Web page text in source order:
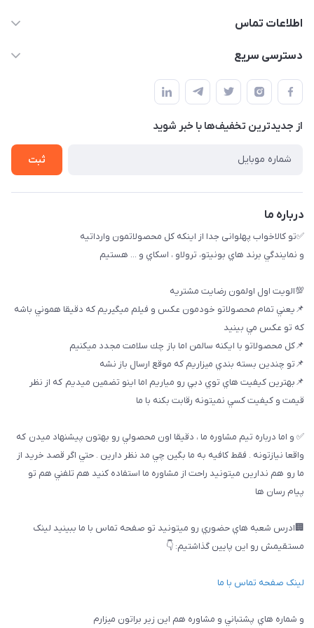
اطلاعات تماس
09174090037
09174090035
بوشهر ، بندر ديلم، خيابان ساحلي ، بازار كويتي، روبرو شيلات
پنجمين فروشگاه كالاخواب پهلواني
دسترسی سریع
حساب کاربری
راهنماي خريد
لیست محصولات
تماس با ما
از جدید‌ترین تخفیف‌ها با‌ خبر شوید
ثبت
درباره ما
✅تو كالاخواب پهلوانى جدا از اينكه كل محصولاتمون وارداتيه
و نمايندگي برند هاي بونيتو، ترولاو ، اسكاي و ... هستيم
💯الويت اول اولمون رضايت مشتريه
📌يعني تمام محصولاتو خودمون عكس و فيلم ميگيريم كه دقيقا هموني باشه
كه تو عكس مي بينيد
📌كل محصولاتو با ايكنه سالمن اما باز چك سلامت مجدد ميكنيم
📌تو چندين بسته بندي ميزاريم كه موقع ارسال باز نشه
📌بهترين كيفيت هاي توي دبي رو مياريم اما اينو تضمين ميديم كه از نظر
قيمت و كيفيت كسي نميتونه رقابت بكنه با ما
✅ و اما درباره تيم مشاوره ما ، دقيقا اون محصولي رو بهتون پيشنهاد ميدن كه
واقعا نيازتونه . فقط كافيه به ما بگين چي مد نظر دارين . حتي اگر قصد خريد از
ما رو هم ندارين ميتونيد راحت از مشاوره ما استفاده كنيد هم تلفني هم تو
پيام رسان ها
🏢ادرس شعبه هاي حضوري رو ميتونيد تو صفحه تماس با ما ببینيد لینک
مستقیمش رو این پایین گذاشتیم: 👇
لینک صفحه تماس با ما
و شماره هاي پشتباني و مشاوره هم اين زير براتون ميزارم